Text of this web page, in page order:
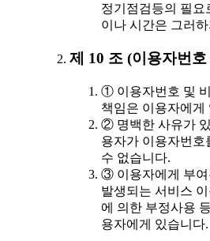
정기점검등의 필요
이나 시간은 그러
제 10 조 (이용자번호
① 이용자번호 및
책임은 이용자에게
② 명백한 사유가
용자가 이용자번호
수 없습니다.
③ 이용자에게 부여
발생되는 서비스
에 의한 부정사용
용자에게 있습니다.